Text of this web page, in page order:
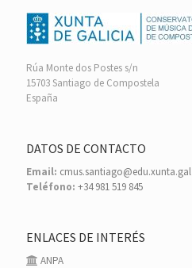
Rúa Monte dos Postes s/n
15703 Santiago de Compostela
España
DATOS DE CONTACTO
Email: cmus.santiago@edu.xunta.gal
Teléfono: +34 981 519 845
ENLACES DE INTERÉS
ANPA